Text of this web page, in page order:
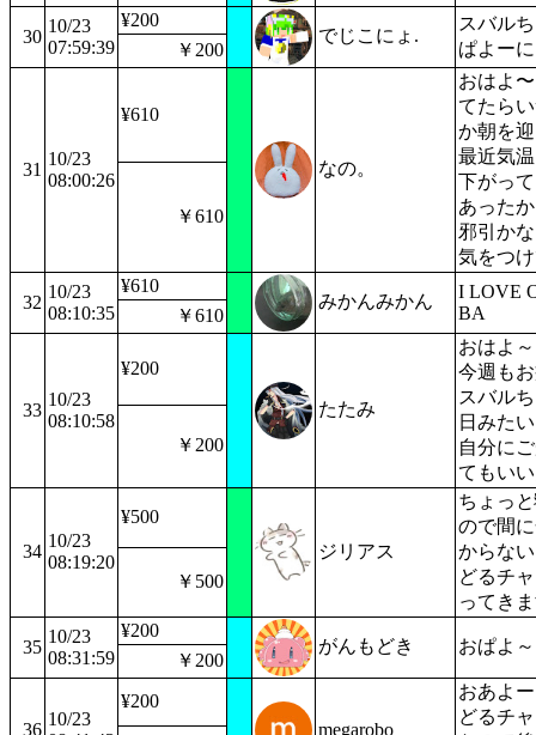
30
10/23
07:59:39
¥200
でじこにょ.
スバル
ぱよー
￥200
31
10/23
08:00:26
¥610
なの。
おはよ
てたら
か朝を
最近気
下がっ
あった
邪引か
気をつ
￥610
32
10/23
08:10:35
¥610
みかんみかん
I LOVE
BA
￥610
33
10/23
08:10:58
¥200
たたみ
おはよ
今週も
スバル
日みた
自分に
てもい
￥200
34
10/23
08:19:20
¥500
ジリアス
ちょっ
ので間
からな
どるチ
ってき
￥500
35
10/23
08:31:59
¥200
がんもどき おぱよ～
￥200
36
10/23
¥200
megarobo
おあよ
どるチ